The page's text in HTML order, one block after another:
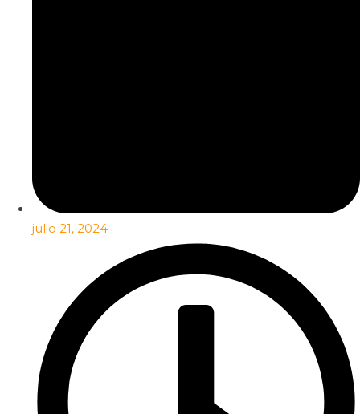
julio 21, 2024